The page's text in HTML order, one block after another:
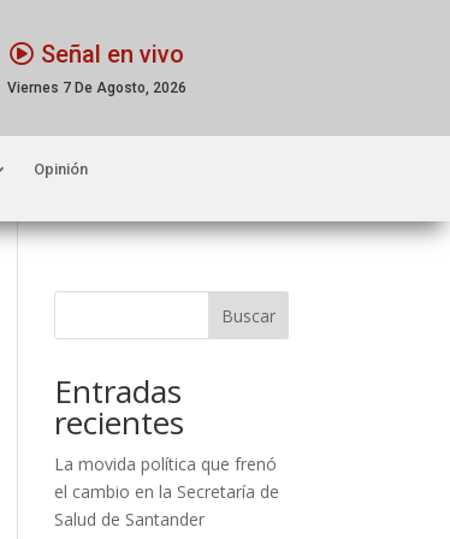
Señal en vivo
Viernes 7 De Agosto, 2026
Opinión
Buscar
Entradas
recientes
La movida política que frenó
el cambio en la Secretaría de
Salud de Santander